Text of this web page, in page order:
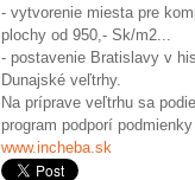
- vytvorenie miesta pre
plochy od 950,- Sk/m2...
- postavenie Bratislavy v
Dunajské veľtrhy.
Na príprave veľtrhu sa
program podporí
www.incheba.sk